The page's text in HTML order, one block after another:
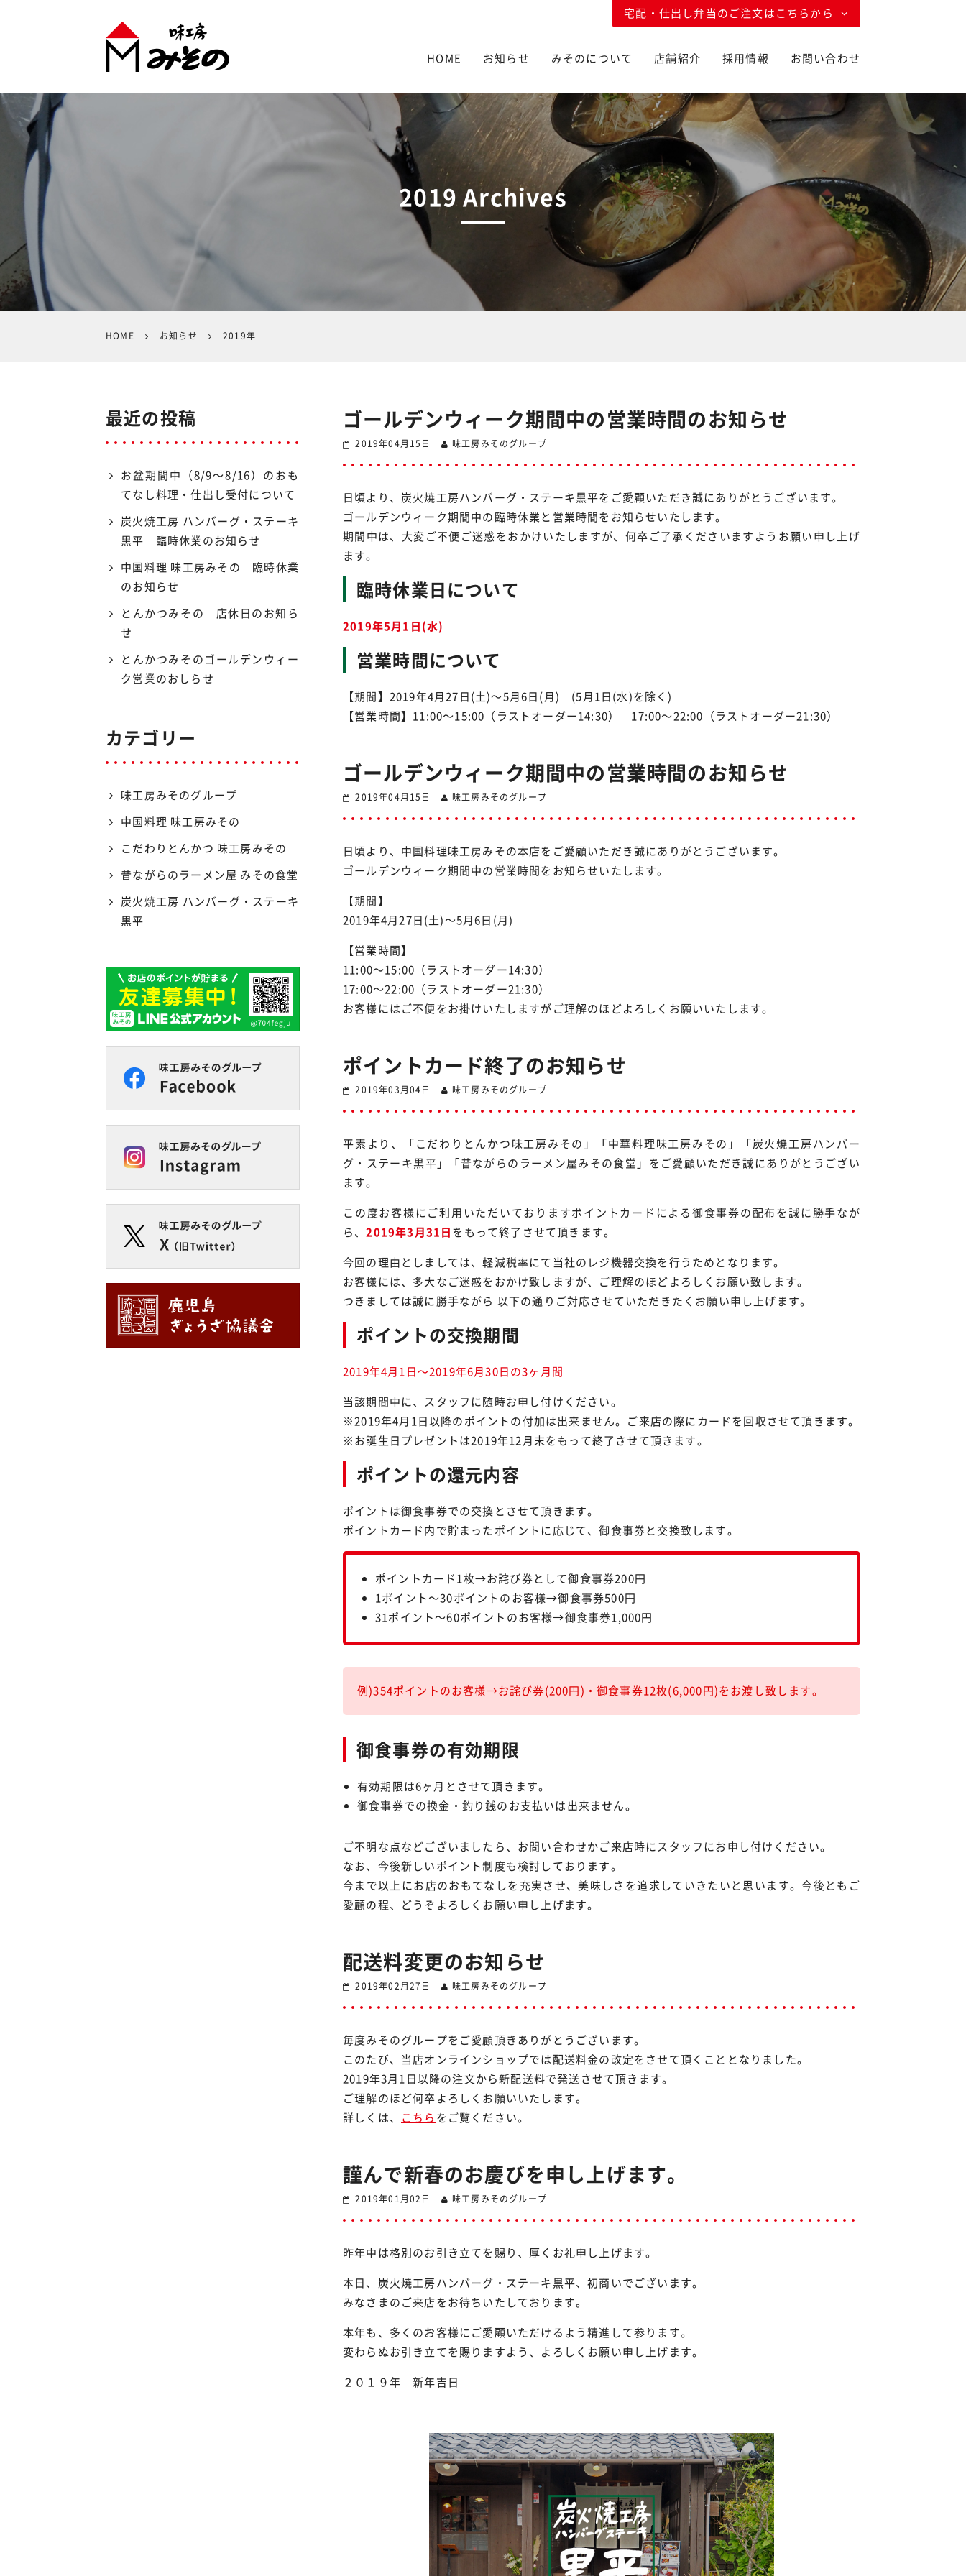
宅配・仕出し弁当のご注文はこちらから
HOME お知らせ みそのについて 店舗紹介 採用情報 お問い合わせ
2019 Archives
HOME お知らせ 2019年
ゴールデンウィーク期間中の営業時間のお知らせ
2019年04月15日 味工房みそのグループ
日頃より、炭火焼工房ハンバーグ・ステーキ黒平をご愛顧いただき誠にありがとうございます。
ゴールデンウィーク期間中の臨時休業と営業時間をお知らせいたします。
期間中は、大変ご不便ご迷惑をおかけいたしますが、何卒ご了承くださいますようお願い申し上げ
ます。
臨時休業日について
2019年5月1日(水)
営業時間について
【期間】2019年4月27日(土)〜5月6日(月) (5月1日(水)を除く)
【営業時間】11:00〜15:00（ラストオーダー14:30） 17:00〜22:00（ラストオーダー21:30）
ゴールデンウィーク期間中の営業時間のお知らせ
2019年04月15日 味工房みそのグループ
日頃より、中国料理味工房みその本店をご愛顧いただき誠にありがとうございます。
ゴールデンウィーク期間中の営業時間をお知らせいたします。
【期間】
2019年4月27日(土)〜5月6日(月)
【営業時間】
11:00〜15:00（ラストオーダー14:30）
17:00〜22:00（ラストオーダー21:30）
お客様にはご不便をお掛けいたしますがご理解のほどよろしくお願いいたします。
ポイントカード終了のお知らせ
2019年03月04日 味工房みそのグループ
平素より、「こだわりとんかつ味工房みその」「中華料理味工房みその」「炭火焼工房ハンバー
グ・ステーキ黒平」「昔ながらのラーメン屋みその食堂」をご愛顧いただき誠にありがとうござい
ます。
この度お客様にご利用いただいておりますポイントカードによる御食事券の配布を誠に勝手なが
ら、2019年3月31日をもって終了させて頂きます。
今回の理由としましては、軽減税率にて当社のレジ機器交換を行うためとなります。
お客様には、多大なご迷惑をおかけ致しますが、ご理解のほどよろしくお願い致します。
つきましては誠に勝手ながら 以下の通りご対応させていただきたくお願い申し上げます。
ポイントの交換期間
2019年4月1日～2019年6月30日の3ヶ月間
当該期間中に、スタッフに随時お申し付けください。
※2019年4月1日以降のポイントの付加は出来ません。ご来店の際にカードを回収させて頂きます。
※お誕生日プレゼントは2019年12月末をもって終了させて頂きます。
ポイントの還元内容
ポイントは御食事券での交換とさせて頂きます。
ポイントカード内で貯まったポイントに応じて、御食事券と交換致します。
ポイントカード1枚→お詫び券として御食事券200円
1ポイント～30ポイントのお客様→御食事券500円
31ポイント～60ポイントのお客様→御食事券1,000円
例)354ポイントのお客様→お詫び券(200円)・御食事券12枚(6,000円)をお渡し致します。
御食事券の有効期限
有効期限は6ヶ月とさせて頂きます。
御食事券での換金・釣り銭のお支払いは出来ません。
ご不明な点などございましたら、お問い合わせかご来店時にスタッフにお申し付けください。
なお、今後新しいポイント制度も検討しております。
今まで以上にお店のおもてなしを充実させ、美味しさを追求していきたいと思います。今後ともご
愛顧の程、どうぞよろしくお願い申し上げます。
配送料変更のお知らせ
2019年02月27日 味工房みそのグループ
毎度みそのグループをご愛顧頂きありがとうございます。
このたび、当店オンラインショップでは配送料金の改定をさせて頂くこととなりました。
2019年3月1日以降の注文から新配送料で発送させて頂きます。
ご理解のほど何卒よろしくお願いいたします。
詳しくは、 こちら をご覧ください。
謹んで新春のお慶びを申し上げます。
2019年01月02日 味工房みそのグループ
昨年中は格別のお引き立てを賜り、厚くお礼申し上げます。
本日、炭火焼工房ハンバーグ・ステーキ黒平、初商いでございます。
みなさまのご来店をお待ちいたしております。
本年も、多くのお客様にご愛顧いただけるよう精進して参ります。
変わらぬお引き立てを賜りますよう、よろしくお願い申し上げます。
２０１９年 新年吉日
最近の投稿
お盆期間中（8/9〜8/16）のおも
てなし料理・仕出し受付について
炭火焼工房 ハンバーグ・ステーキ
黒平 臨時休業のお知らせ
中国料理 味工房みその 臨時休業
のお知らせ
とんかつみその 店休日のお知ら
せ
とんかつみそのゴールデンウィー
ク営業のおしらせ
カテゴリー
味工房みそのグループ
中国料理 味工房みその
こだわりとんかつ 味工房みその
昔ながらのラーメン屋 みその食堂
炭火焼工房 ハンバーグ・ステーキ
黒平